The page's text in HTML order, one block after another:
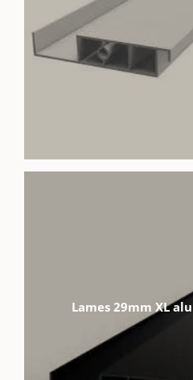
Lames 29mm XL